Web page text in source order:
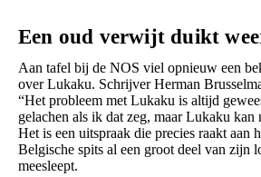
Een oud verwijt duikt
Aan tafel bij de NOS viel opnieuw een
over Lukaku. Schrijver Herman
“Het probleem met Lukaku is altijd
gelachen als ik dat zeg, maar Lukaku kan
Het is een uitspraak die precies raakt aan
Belgische spits al een groot deel van zijn
meesleept.